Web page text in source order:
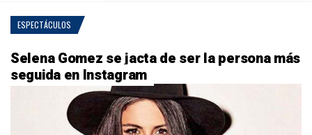
ESPECTÁCULOS
Selena Gomez se jacta de ser la persona más
seguida en Instagram